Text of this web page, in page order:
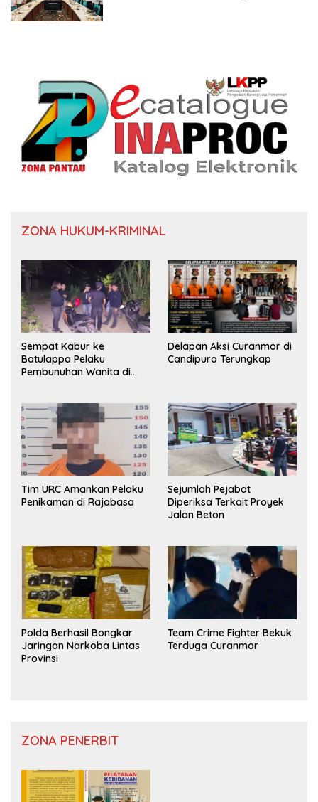
ZONA HUKUM-KRIMINAL
Sempat Kabur ke
Batulappa Pelaku
Pembunuhan Wanita di
Delapan Aksi Curanmor di
Candipuro Terungkap
Tim URC Amankan Pelaku
Penikaman di Rajabasa
Sejumlah Pejabat
Diperiksa Terkait Proyek
Jalan Beton
Polda Berhasil Bongkar
Jaringan Narkoba Lintas
Provinsi
Team Crime Fighter Bekuk
Terduga Curanmor
ZONA PENERBIT